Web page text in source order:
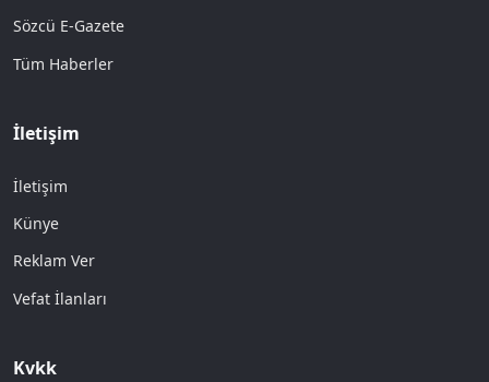
Sözcü E-Gazete
Tüm Haberler
İletişim
İletişim
Künye
Reklam Ver
Vefat İlanları
Kvkk